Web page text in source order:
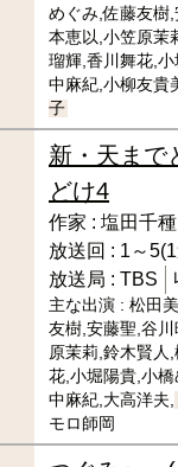
めぐみ,佐藤友樹
本恵以,小笠原茉
瑠輝,香川舞花,
中麻紀,小柳友貴
子
新・天まで
どけ4
作家 : 塩田千種
放送回 : 1～
放送局 : TBS
主な出演 : 松田
友樹,安藤聖,谷
原茉莉,鈴木賢人
花,小堀陽貴,小
中麻紀,大高洋夫,
モロ師岡